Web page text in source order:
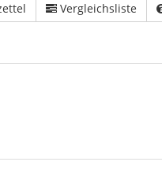
Vergleichsliste